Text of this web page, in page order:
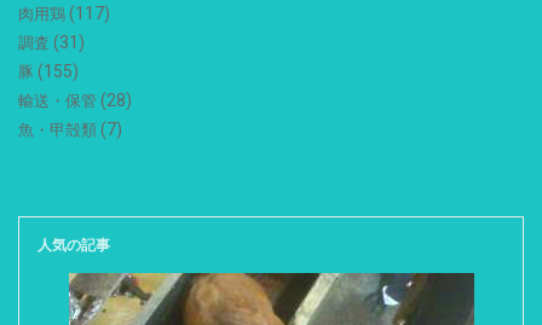
肉用鶏 (117)
調査 (31)
豚 (155)
輸送・保管 (28)
魚・甲殻類 (7)
人気の記事